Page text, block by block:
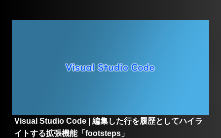
Visual Studio Code | 編集した行を履歴としてハイラ
イトする拡張機能「footsteps」